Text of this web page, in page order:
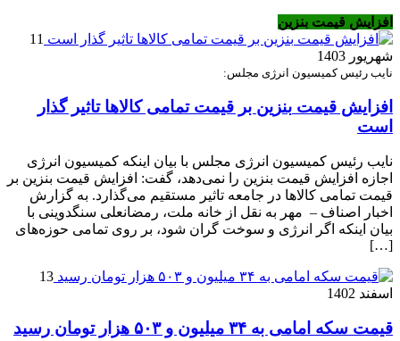
افزایش قیمت بنزین
11
شهریور 1403
نایب رئیس کمیسیون انرژی مجلس:
افزایش قیمت ‎بنزین بر قیمت تمامی کالاها تاثیر گذار
است
نایب رئیس کمیسیون انرژی مجلس با بیان اینکه کمیسیون انرژی
اجازه افزایش قیمت ‎بنزین را نمی‌دهد، گفت: افزایش قیمت ‎بنزین بر
قیمت تمامی کالاها در جامعه تاثیر مستقیم می‌گذارد. به گزارش
اخبار اصناف – مهر به نقل از خانه ملت، رمضانعلی سنگدوینی با
بیان اینکه اگر انرژی و سوخت گران شود، بر روی تمامی حوزه‌های
[…]
13
اسفند 1402
قیمت سکه امامی به ۳۴ میلیون و ۵۰۳ هزار تومان رسید